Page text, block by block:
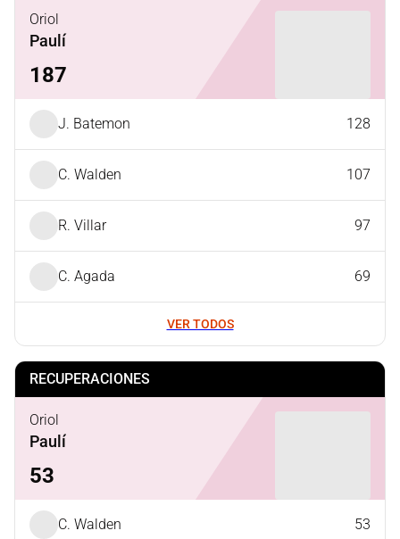
Oriol
Paulí
187
J. Batemon 128
C. Walden 107
R. Villar 97
C. Agada 69
VER TODOS
RECUPERACIONES
Oriol
Paulí
53
C. Walden 53